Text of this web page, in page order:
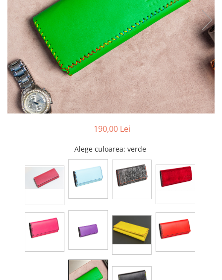
190,00 Lei
Alege culoarea: verde